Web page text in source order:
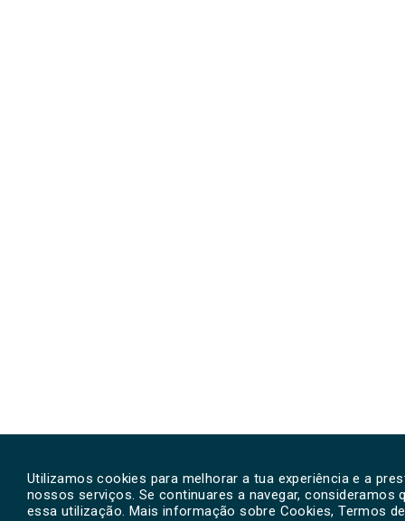
Utilizamos cookies para melhorar a tua experiência e a
nossos serviços. Se continuares a navegar, consideramos
essa utilização. Mais informação sobre Cookies, Termos